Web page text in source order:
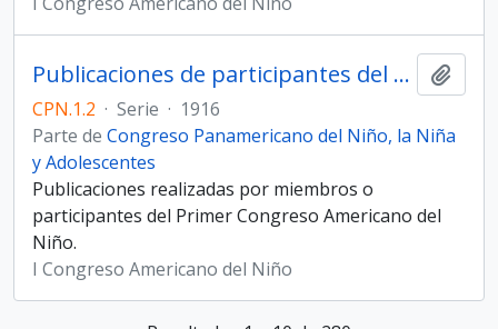
Publicaciones de participantes del Congreso
CPN.1.2 · Serie · 1916
Parte de Congreso Panamericano del Niño, la Niña
y Adolescentes
Publicaciones realizadas por miembros o
participantes del Primer Congreso Americano del
Niño.
I Congreso Americano del Niño